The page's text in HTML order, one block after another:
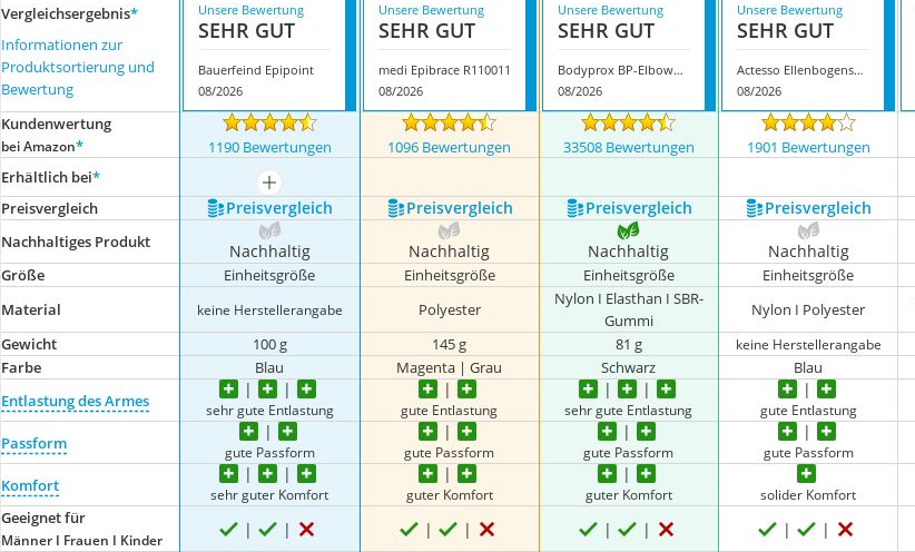
Vergleichsergebnis*
Informationen zur
Produktsortierung und
Bewertung
Unsere Bewertung
SEHR GUT
Bauerfeind Epipoint
08/2026
Unsere Bewertung
SEHR GUT
medi Epibrace R110011
08/2026
Unsere Bewertung
SEHR GUT
Bodyprox BP-ElbowBrace-2P
08/2026
Unsere Bewertung
SEHR GUT
Actesso Ellenbogenspange für Tennisarm
08/2026
Kundenwertung
bei Amazon* 1190 Bewertungen 1096 Bewertungen 33508 Bewertungen 1901 Bewertungen
Erhältlich bei*
mehr anzeigen
Preis­vergleich
Preis­vergleich Preis­vergleich Preis­vergleich Preis­vergleich
Nachhaltiges Produkt Nachhaltig Nachhaltig Nachhaltig Nachhaltig
Größe Einheitsgröße Einheitsgröße Einheitsgröße Einheitsgröße
Material
keine Herstellerangabe Polyester
Nylon I Elasthan I SBR-
Gummi
Nylon I Polyester
Gewicht
100 g 145 g 81 g keine Herstellerangabe
Farbe
Blau Magenta | Grau Schwarz Blau
Entlastung des Armes
sehr gute Entlastung gute Entlastung sehr gute Entlastung gute Entlastung
Passform gute Passform gute Passform gute Passform gute Passform
Komfort sehr guter Komfort guter Komfort guter Komfort solider Komfort
Geeignet für
Männer I Frauen I Kinder